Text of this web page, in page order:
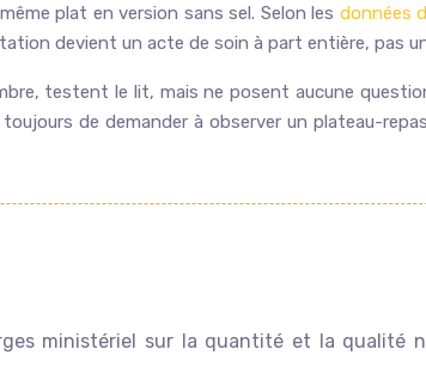
plat en version sans sel. Selon les données
devient un acte de soin à part entière, pas
testent le lit, mais ne posent aucune
de demander à observer un plateau-
ministériel sur la quantité et la qualité